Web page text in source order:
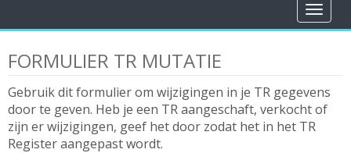
Toggle
FORMULIER TR MUTATIE
Gebruik dit formulier om wijzigingen in je TR gegevens
door te geven. Heb je een TR aangeschaft, verkocht of
zijn er wijzigingen, geef het door zodat het in het TR
Register aangepast wordt.